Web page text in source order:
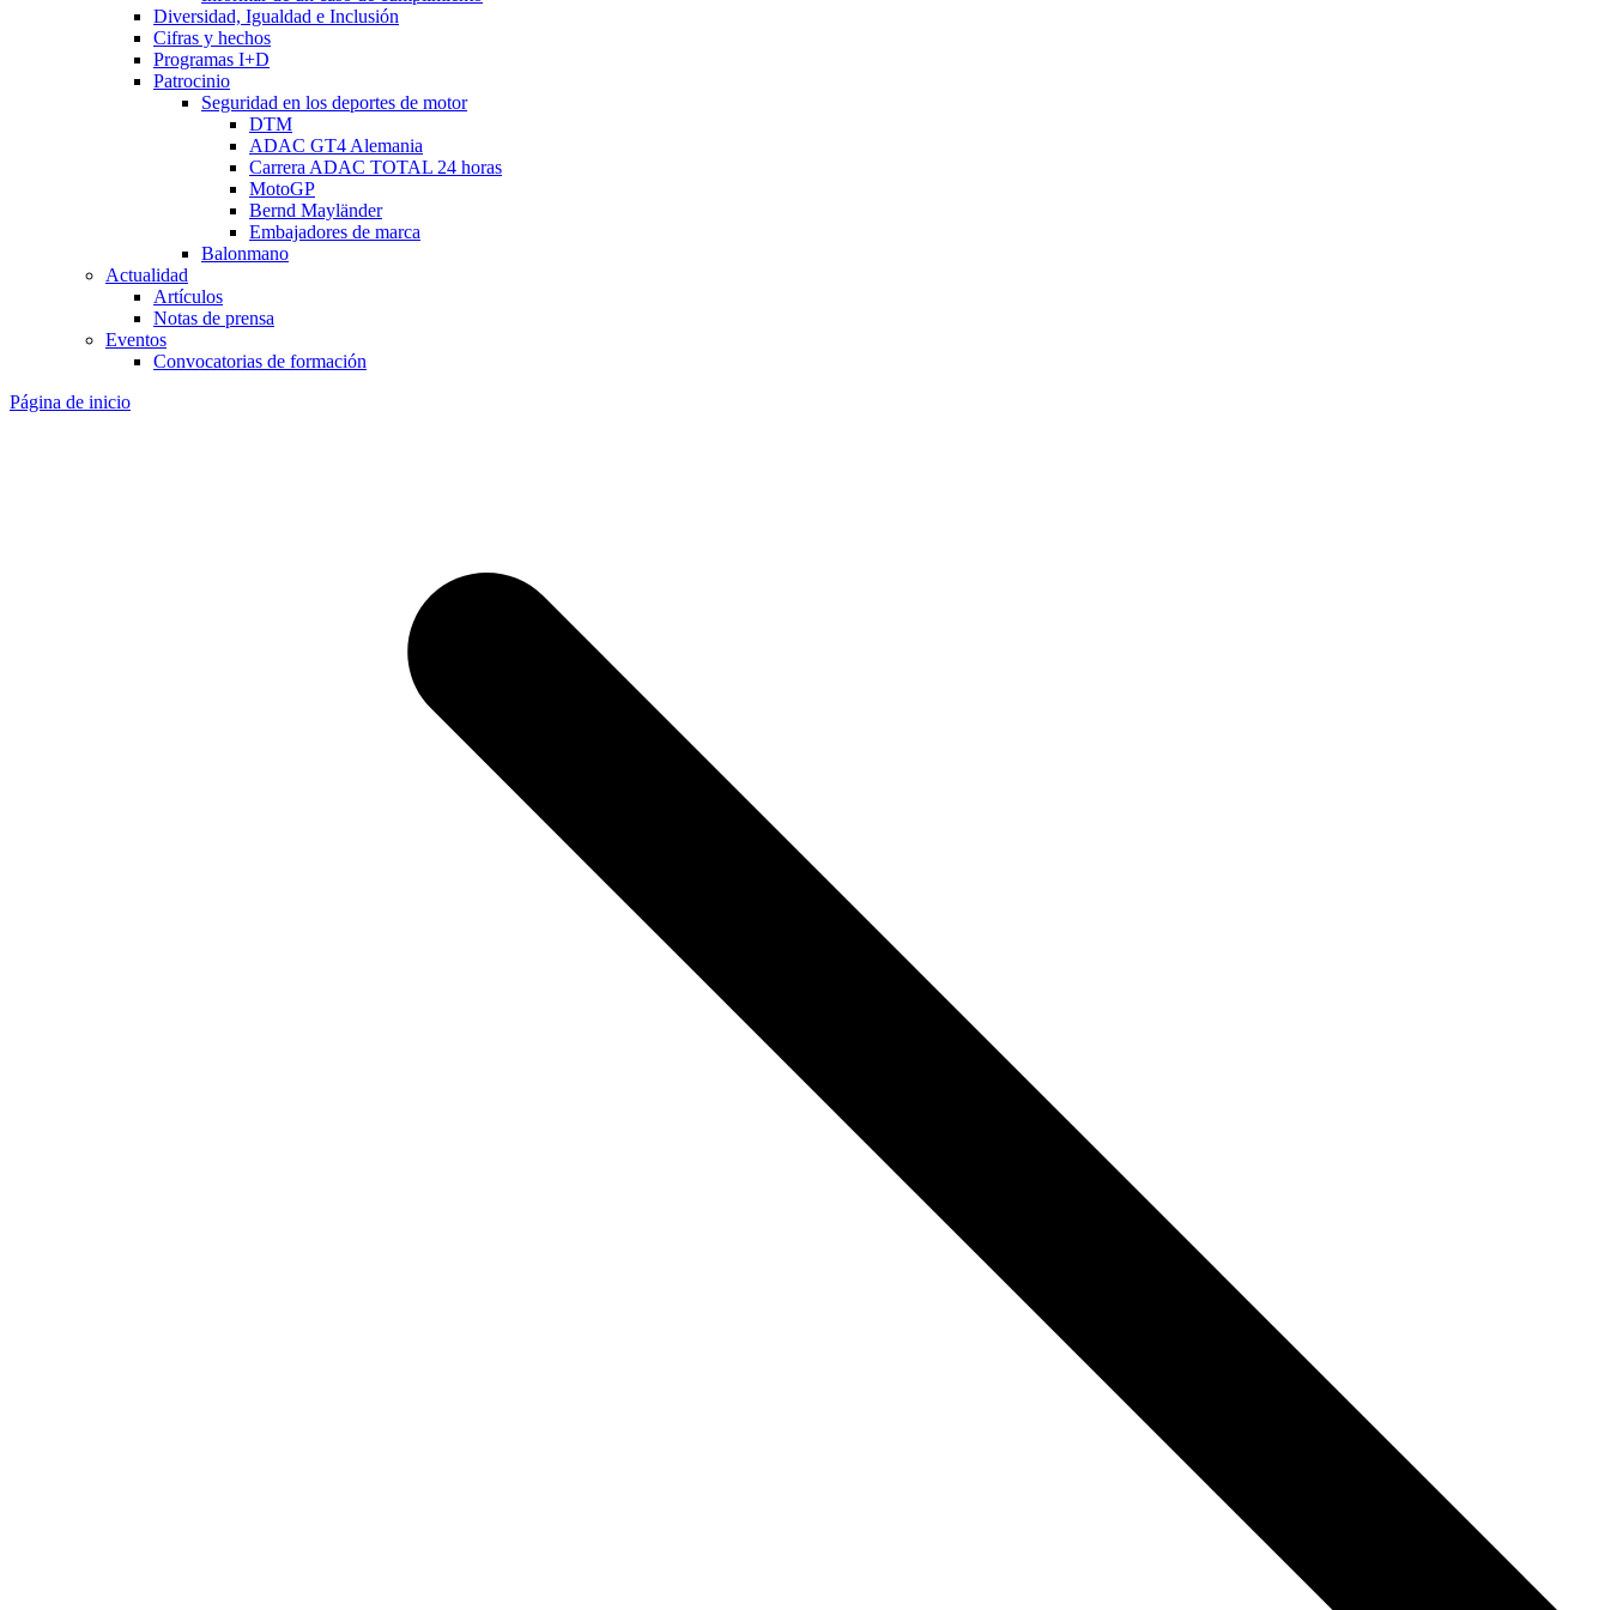
Diversidad, Igualdad e Inclusión
Cifras y hechos
Programas I+D
Patrocinio
Seguridad en los deportes de motor
DTM
ADAC GT4 Alemania
Carrera ADAC TOTAL 24 horas
MotoGP
Bernd Mayländer
Embajadores de marca
Balonmano
Actualidad
Artículos
Notas de prensa
Eventos
Convocatorias de formación
Página de inicio